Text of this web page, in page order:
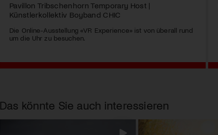
Pavillon Tribschenhorn Temporary Host |
Künstlerkollektiv Boyband CHIC
Die Online-Ausstellung «VR Experience» ist von überall rund
um die Uhr zu besuchen.
Das könnte Sie auch interessieren